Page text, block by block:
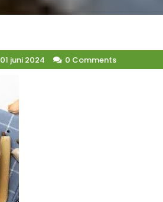
01 juni 2024 0 Comments